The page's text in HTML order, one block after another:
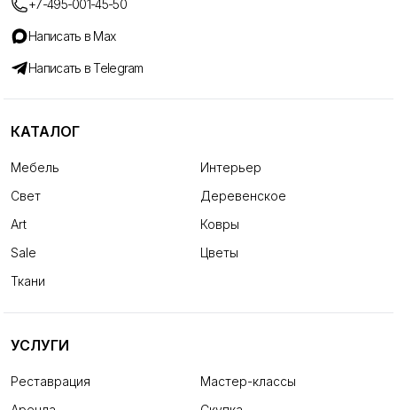
+7-495-001-45-50
Написать в Max
Написать в Telegram
КАТАЛОГ
Мебель
Интерьер
Свет
Деревенское
Art
Ковры
Sale
Цветы
Ткани
УСЛУГИ
Реставрация
Мастер-классы